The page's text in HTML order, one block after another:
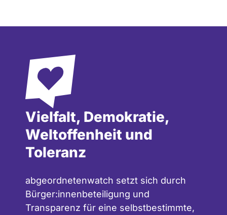
Vielfalt, Demokratie,
Weltoffenheit und
Toleranz
abgeordnetenwatch setzt sich durch
Bürger:innenbeteiligung und
Transparenz für eine selbstbestimmte,